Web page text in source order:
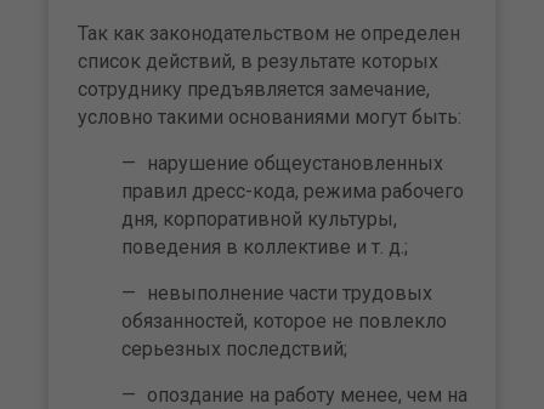
Так как законодательством не определен
список действий, в результате которых
сотруднику предъявляется замечание,
условно такими основаниями могут быть:
нарушение общеустановленных
правил дресс-кода, режима рабочего
дня, корпоративной культуры,
поведения в коллективе и т. д.;
невыполнение части трудовых
обязанностей, которое не повлекло
серьезных последствий;
опоздание на работу менее, чем на